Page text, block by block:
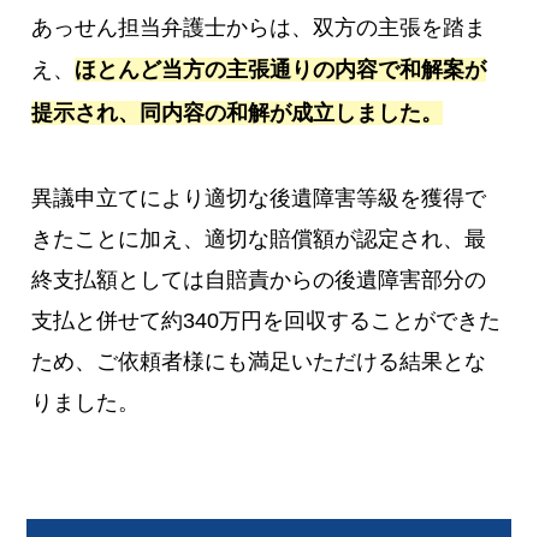
あっせん担当弁護士からは、双方の主張を踏ま
え、 ほとんど当方の主張通りの内容で和解案が
提示され、同内容の和解が成立しました。
異議申立てにより適切な後遺障害等級を獲得で
きたことに加え、適切な賠償額が認定され、最
終支払額としては自賠責からの後遺障害部分の
支払と併せて約340万円を回収することができた
ため、ご依頼者様にも満足いただける結果とな
りました。